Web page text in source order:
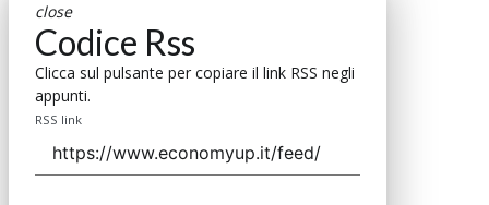
close
Codice Rss
Clicca sul pulsante per copiare il link RSS negli
appunti.
RSS link